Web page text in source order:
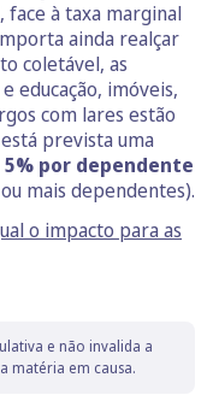
, face à taxa marginal
ainda realçar
coletável, as
educação, imóveis,
com lares estão
prevista uma
por dependente
mais dependentes).
o impacto para as
e não invalida a
matéria em causa.